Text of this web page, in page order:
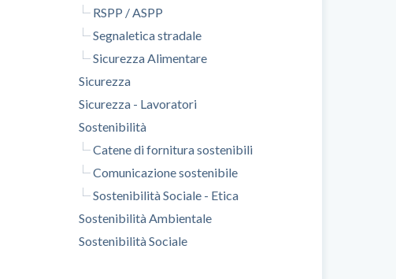
RSPP / ASPP
Segnaletica stradale
Sicurezza Alimentare
Sicurezza
Sicurezza - Lavoratori
Sostenibilità
Catene di fornitura sostenibili
Comunicazione sostenibile
Sostenibilità Sociale - Etica
Sostenibilità Ambientale
Sostenibilità Sociale